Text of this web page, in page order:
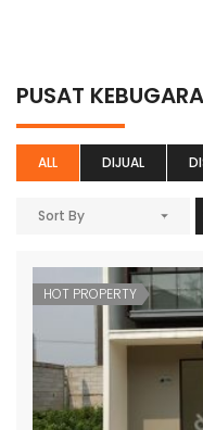
PUSAT
ALL DIJUAL
Sort By
HOT PROPERTY